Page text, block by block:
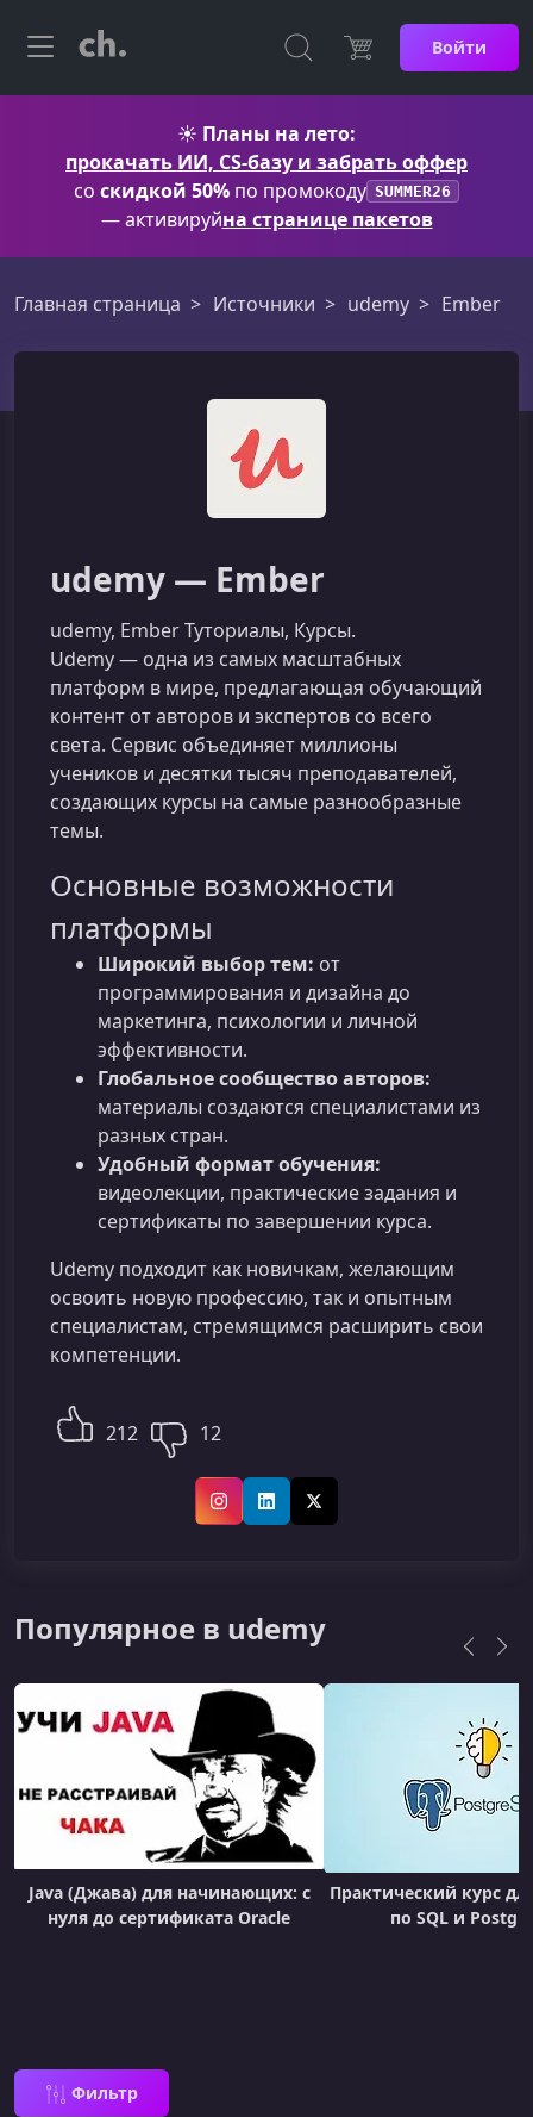
Войти
☀️ Планы на лето:
прокачать ИИ, CS-базу и забрать оффер
со скидкой 50% по промокоду SUMMER26
— активируйна странице пакетов
Главная страница Источники udemy Ember
udemy — Ember
udemy, Ember Туториалы, Курсы.
Udemy — одна из самых масштабных
платформ в мире, предлагающая обучающий
контент от авторов и экспертов со всего
света. Сервис объединяет миллионы
учеников и десятки тысяч преподавателей,
создающих курсы на самые разнообразные
темы.
Основные возможности
платформы
Широкий выбор тем: от
программирования и дизайна до
маркетинга, психологии и личной
эффективности.
Глобальное сообщество авторов:
материалы создаются специалистами из
разных стран.
Удобный формат обучения:
видеолекции, практические задания и
сертификаты по завершении курса.
Udemy подходит как новичкам, желающим
освоить новую профессию, так и опытным
специалистам, стремящимся расширить свои
компетенции.
212 12
InstagramLinkedInX (Twitter)
Популярное в udemy
Java (Джава) для начинающих: с
нуля до сертификата Oracle
Практический курс
по SQL и
Фильтр